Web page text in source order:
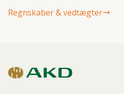
Regnskaber & vedtægter